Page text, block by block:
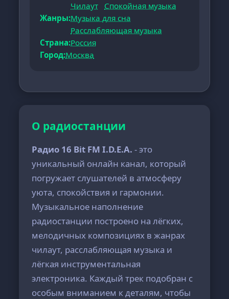
Жанры:
Чилаут
Спокойная музыка
Музыка для сна
Расслабляющая музыка
Страна:Россия
Город:Москва
О радиостанции
Радио 16 Bit FM I.D.E.A. - это
уникальный онлайн канал, который
погружает слушателей в атмосферу
уюта, спокойствия и гармонии.
Музыкальное наполнение
радиостанции построено на лёгких,
мелодичных композициях в жанрах
чилаут, расслабляющая музыка и
лёгкая инструментальная
электроника. Каждый трек подобран с
особым вниманием к деталям, чтобы